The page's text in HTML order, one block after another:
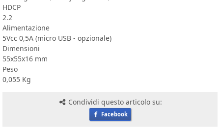
HDCP
2.2
Alimentazione
5Vcc 0,5A (micro USB - opzionale)
Dimensioni
55x55x16 mm
Peso
0,055 Kg
Condividi questo articolo su:
Facebook